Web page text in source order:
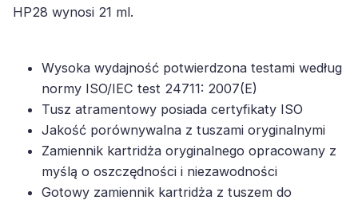
HP28 wynosi 21 ml.
Wysoka wydajność potwierdzona testami według
normy ISO/IEC test 24711: 2007(E)
Tusz atramentowy posiada certyfikaty ISO
Jakość porównywalna z tuszami oryginalnymi
Zamiennik kartridża oryginalnego opracowany z
myślą o oszczędności i niezawodności
Gotowy zamiennik kartridża z tuszem do